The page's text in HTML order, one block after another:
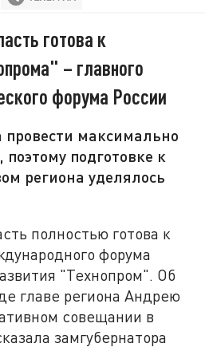
готова к
– главного
форума России
провести максимально
подготовке к
региона уделялось
полностью готова к
форума
"Технопром". Об
главе региона Андрею
совещании в
замгубернатора